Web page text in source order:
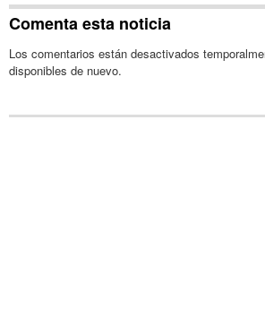
Comenta esta noticia
Los comentarios están desactivados
disponibles de nuevo.